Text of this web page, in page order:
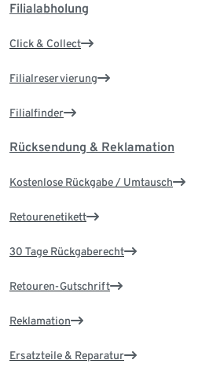
Filialabholung
Click & Collect
Filialreservierung
Filialfinder
Rücksendung & Reklamation
Kostenlose Rückgabe / Umtausch
Retourenetikett
30 Tage Rückgaberecht
Retouren-Gutschrift
Reklamation
Ersatzteile & Reparatur